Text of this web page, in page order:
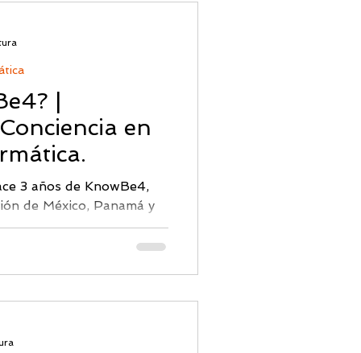
|
en
3 años de KnowBe4,
de México, Panamá y
Awareness